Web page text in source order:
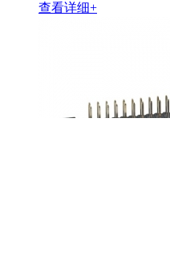
查看详细+